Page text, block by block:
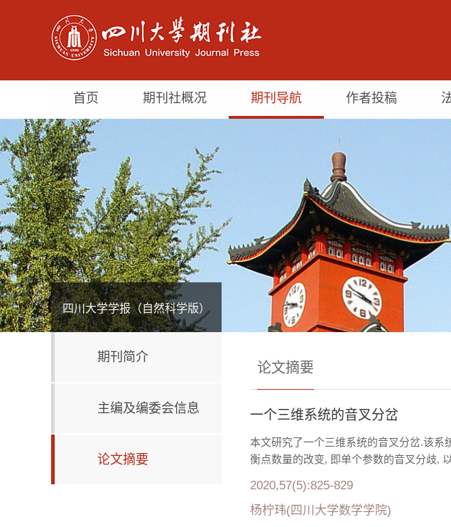
首页 期刊社概况 期刊导航 作者投稿
四川大学学报（自然科学版）
期刊简介
主编及编委会信息
论文摘要
论文摘要
一个三维系统的音叉分岔
本文研究了一个三维系统的音叉分岔.该
衡点数量的改变, 即单个参数的音叉分歧,
2020,57(5):825-829
杨柠玮(四川大学数学学院)